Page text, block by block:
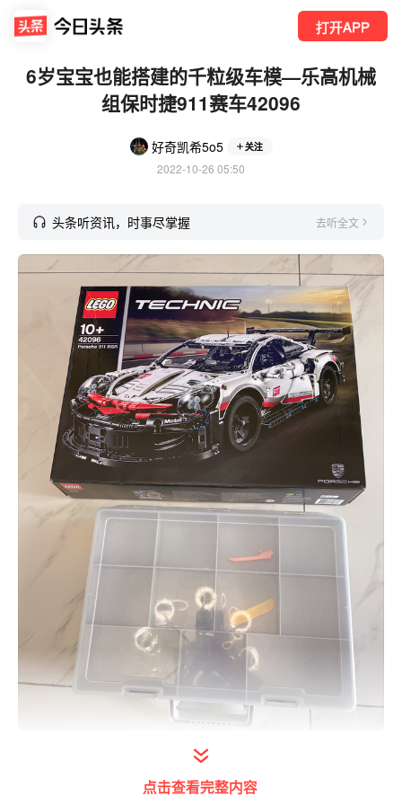
打开APP
6岁宝宝也能搭建的千粒级车模—乐高机械
组保时捷911赛车42096
好奇凯希5o5 关注
2022-10-26 05:50
头条听资讯，时事尽掌握 去听全文
打开今日头条查看图片详情
二、套装简介与积木分类归纳准备
点击查看完整内容